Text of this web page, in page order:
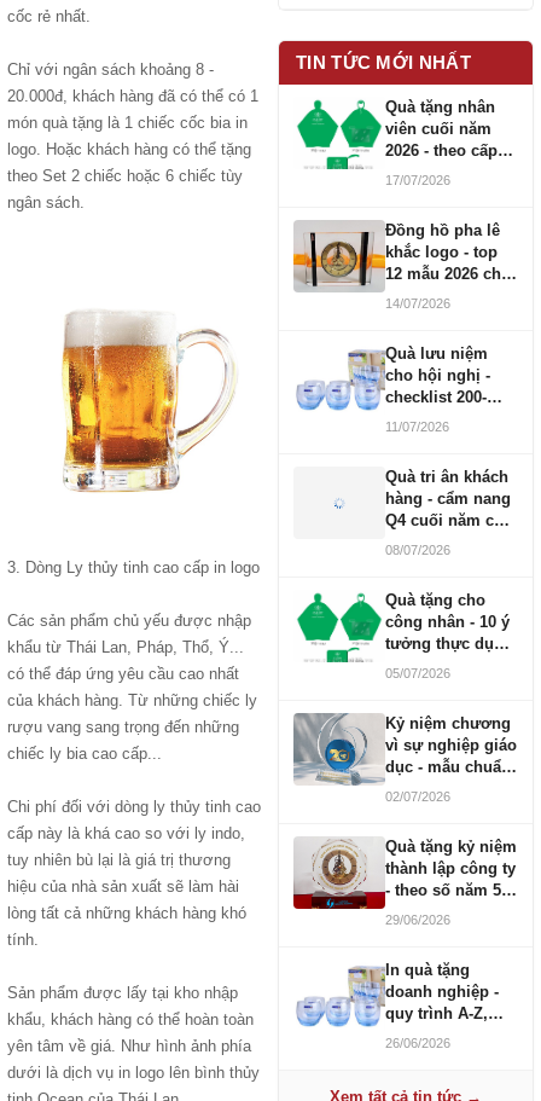
cốc rẻ nhất.
Chỉ với ngân sách khoảng 8 -
20.000đ, khách hàng đã có thể có 1
món quà tặng là 1 chiếc cốc bia in
logo. Hoặc khách hàng có thể tặng
theo Set 2 chiếc hoặc 6 chiếc tùy
ngân sách.
3. Dòng Ly thủy tinh cao cấp in logo
Các sản phẩm chủ yếu được nhập
khẩu từ Thái Lan, Pháp, Thổ, Ý...
có thể đáp ứng yêu cầu cao nhất
của khách hàng. Từ những chiếc ly
rượu vang sang trọng đến những
chiếc ly bia cao cấp...
Chi phí đối với dòng ly thủy tinh cao
cấp này là khá cao so với ly indo,
tuy nhiên bù lại là giá trị thương
hiệu của nhà sản xuất sẽ làm hài
lòng tất cả những khách hàng khó
tính.
Sản phẩm được lấy tại kho nhập
khẩu, khách hàng có thể hoàn toàn
yên tâm về giá. Như hình ảnh phía
dưới là dịch vụ in logo lên bình thủy
TIN TỨC MỚI NHẤT
Quà tặng nhân
viên cuối năm
2026 - theo cấp
bậc CBNV
17/07/2026
Đồng hồ pha lê
khắc logo - top
12 mẫu 2026 cho
doanh nghiệp
14/07/2026
Quà lưu niệm
cho hội nghị -
checklist 200-
1000 người
11/07/2026
Quà tri ân khách
hàng - cẩm nang
Q4 cuối năm cho
doanh nghiệp
08/07/2026
Quà tặng cho
công nhân - 10 ý
tưởng thực dụng
ngân sách 100-
05/07/2026
Kỷ niệm chương
vì sự nghiệp giáo
dục - mẫu chuẩn
2026
02/07/2026
Quà tặng kỷ niệm
thành lập công ty
- theo số năm 5,
10, 20, 30, 50
29/06/2026
In quà tặng
doanh nghiệp -
quy trình A-Z,
báo giá và thời
26/06/2026
Xem tất cả tin tức →